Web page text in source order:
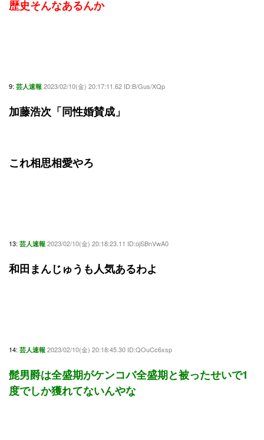
歴史そんなあるんか
9: 芸人速報 2023/02/10(金) 20:17:11.62 ID:B/Gus/XQp
加藤浩次「同性婚賛成」
これ相思相愛やろ
13: 芸人速報 2023/02/10(金) 20:18:23.11 ID:ojSBnVwA0
和田まんじゅうも人気あるわよ
14: 芸人速報 2023/02/10(金) 20:18:45.30 ID:QOuCc6xsp
髭男爵は全盛期がケンコバ全盛期と被ったせいで1
度でしか獲れてないんやな